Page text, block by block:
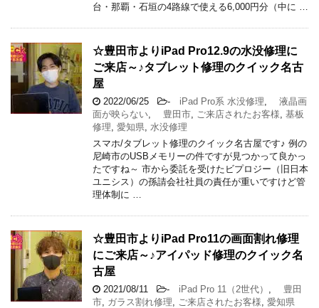
台・那覇・石垣の4路線で使える6,000円分（中に …
☆豊田市よりiPad Pro12.9の水没修理に
ご来店～♪タブレット修理のクイック名古
屋
2022/06/25 - iPad Pro系 水没修理
液晶画
面が映らない
豊田市 ご来店されたお客様 基板
修理 愛知県
水没修理
スマホ/タブレット修理のクイック名古屋です♪ 例の
尼崎市のUSBメモリーの件ですが見つかって良かっ
たですね～ 市から委託を受けたビプロジー（旧日本
ユニシス）の孫請会社社員の責任が重いですけど管
理体制に …
☆豊田市よりiPad Pro11の画面割れ修理
にご来店～♪アイパッド修理のクイック名
古屋
2021/08/11 - iPad Pro 11（2世代）
豊田
市 ガラス割れ修理 ご来店されたお客様 愛知県